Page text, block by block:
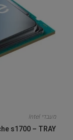
מעבדי Intel
s1700 – TRAY